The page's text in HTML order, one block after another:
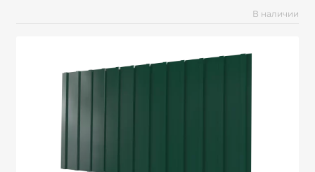
В наличии